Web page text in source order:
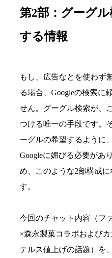
第2部：グーグ
する情報
もし、広告なとを使わず
る場合、Googleの検索に
せん。グーグル検索が、
つける唯一の手段です。
ーグルの希望するように
Googleに媚びる必要があ
め、このような2部構成に
す。
今回のチャット内容（フ
×森永製菓コラボおよび
テルス値上げの話題）を